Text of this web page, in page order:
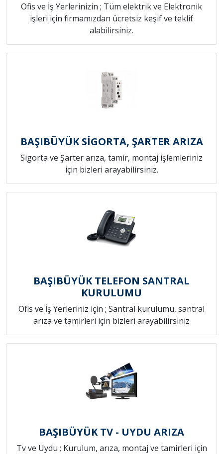
Ofis ve İş Yerlerinizin ; Tüm elektrik ve Elektronik
işleri için firmamızdan ücretsiz keşif ve teklif
alabilirsiniz.
BAŞIBÜYÜK SİGORTA, ŞARTER ARIZA
Sigorta ve Şarter arıza, tamir, montaj işlemleriniz
için bizleri arayabilirsiniz.
BAŞIBÜYÜK TELEFON SANTRAL
KURULUMU
Ofis ve İş Yerleriniz için ; Santral kurulumu, santral
arıza ve tamirleri için bizleri arayabilirsiniz
BAŞIBÜYÜK TV - UYDU ARIZA
Tv ve Uydu ; Kurulum, arıza, montaj ve tamirleri için